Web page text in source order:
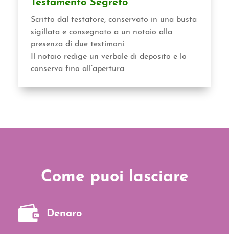
Testamento Segreto
Scritto dal testatore, conservato in una busta
sigillata e consegnato a un notaio alla
presenza di due testimoni.
Il notaio redige un verbale di deposito e lo
conserva fino all’apertura.
Come puoi lasciare
 Denaro